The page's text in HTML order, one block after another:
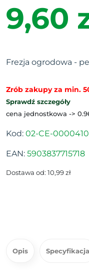
9,60
Frezja ogrodowa -
Zrób zakupy za min.
Sprawdź szczegóły
cena jednostkowa ->
Kod: 02-CE-
EAN: 5903837715718
Dostawa od: 10,99 zł
Opis Specyfikacja